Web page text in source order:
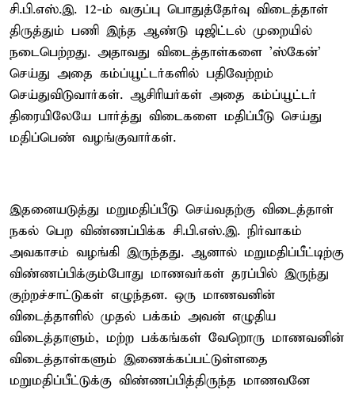
சி.பி.எஸ்.இ. 12-ம் வகுப்பு பொதுத்தேர்வு விடைத்தாள்
திருத்தும் பணி இந்த ஆண்டு டிஜிட்டல் முறையில்
நடைபெற்றது. அதாவது விடைத்தாள்களை 'ஸ்கேன்'
செய்து அதை கம்ப்யூட்டர்களில் பதிவேற்றம்
செய்துவிடுவார்கள். ஆசிரியர்கள் அதை கம்ப்யூட்டர்
திரையிலேயே பார்த்து விடைகளை மதிப்பீடு செய்து
மதிப்பெண் வழங்குவார்கள்.
இதனையடுத்து மறுமதிப்பீடு செய்வதற்கு விடைத்தாள்
நகல் பெற விண்ணப்பிக்க சி.பி.எஸ்.இ. நிர்வாகம்
அவகாசம் வழங்கி இருந்தது. ஆனால் மறுமதிப்பீட்டிற்கு
விண்ணப்பிக்கும்போது மாணவர்கள் தரப்பில் இருந்து
குற்றச்சாட்டுகள் எழுந்தன. ஒரு மாணவனின்
விடைத்தாளில் முதல் பக்கம் அவன் எழுதிய
விடைத்தாளும், மற்ற பக்கங்கள் வேறொரு மாணவனின்
விடைத்தாள்களும் இணைக்கப்பட்டுள்ளதை
மறுமதிப்பீட்டுக்கு விண்ணப்பித்திருந்த மாணவனே